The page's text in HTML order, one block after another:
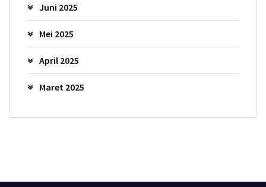
Juni 2025
Mei 2025
April 2025
Maret 2025